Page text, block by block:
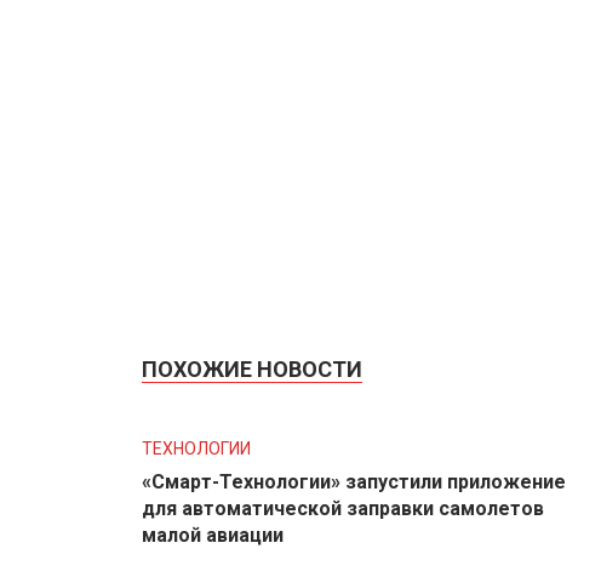
ПОХОЖИЕ НОВОСТИ
ТЕХНОЛОГИИ
«Смарт-Технологии» запустили приложение
для автоматической заправки самолетов
малой авиации